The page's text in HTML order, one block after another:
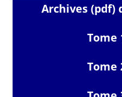
Archives (pdf)
Tome
Tome